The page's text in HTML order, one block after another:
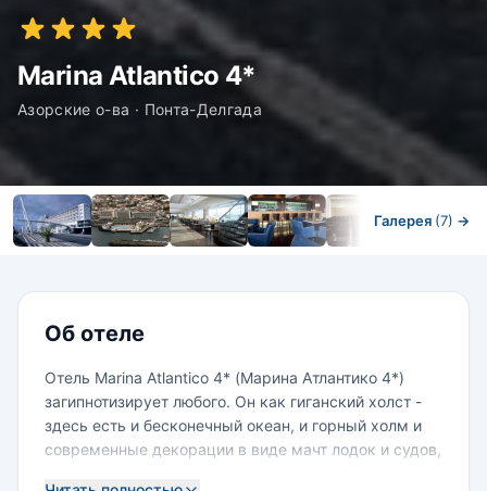
Marina Atlantico 4*
Азорские о-ва · Понта-Делгада
Галерея (7) →
Об отеле
Отель Marina Atlantico 4* (Марина Атлантико 4*)
загипнотизирует любого. Он как гиганский холст -
здесь есть и бесконечный океан, и горный холм и
современные декорации в виде мачт лодок и судов,